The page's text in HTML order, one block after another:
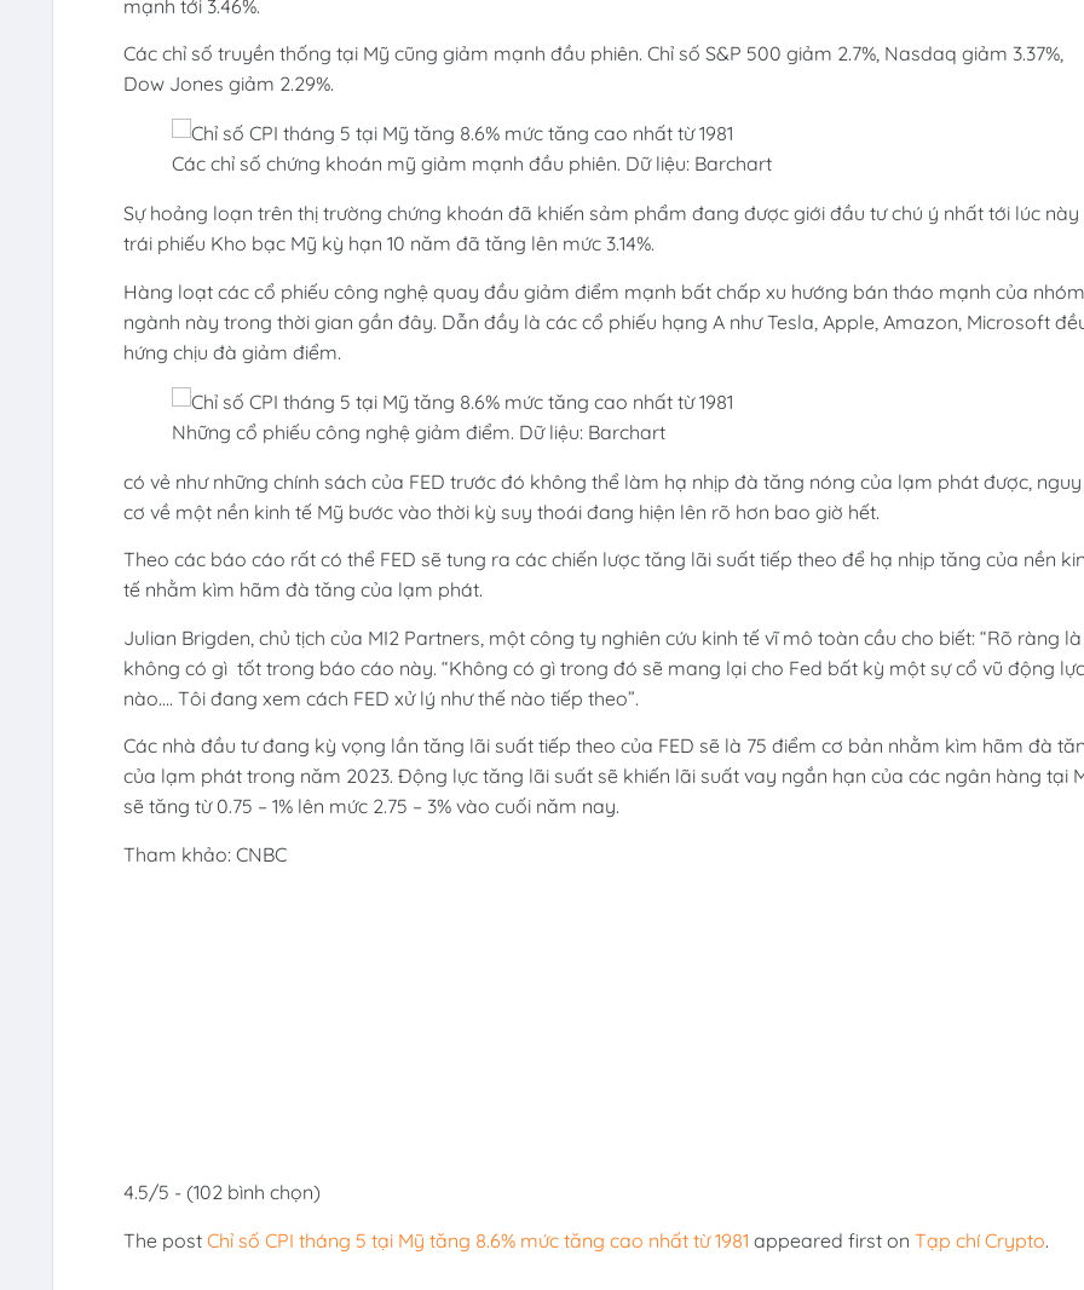
mạnh tới 3.46%.
Các chỉ số truyền thống tại Mỹ cũng giảm mạnh đầu phiên. Chỉ số S&P 500 giảm 2.7%, Nasdaq giảm 3.37%,
Dow Jones giảm 2.29%.
Các chỉ số chứng khoán mỹ giảm mạnh đầu phiên. Dữ liệu: Barchart
Sự hoảng loạn trên thị trường chứng khoán đã khiến sảm phẩm đang được giới đầu tư chú ý nhất tới lúc này
trái phiếu Kho bạc Mỹ kỳ hạn 10 năm đã tăng lên mức 3.14%.
Hàng loạt các cổ phiếu công nghệ quay đầu giảm điểm mạnh bất chấp xu hướng bán tháo mạnh của nhóm
ngành này trong thời gian gần đây. Dẫn đầy là các cổ phiếu hạng A như Tesla, Apple, Amazon, Microsoft
hứng chịu đà giảm điểm.
Những cổ phiếu công nghệ giảm điểm. Dữ liệu: Barchart
có vẻ như những chính sách của FED trước đó không thể làm hạ nhịp đà tăng nóng của lạm phát được, nguy
cơ về một nền kinh tế Mỹ bước vào thời kỳ suy thoái đang hiện lên rõ hơn bao giờ hết.
Theo các báo cáo rất có thể FED sẽ tung ra các chiến lược tăng lãi suất tiếp theo để hạ nhịp tăng của nền
tế nhằm kìm hãm đà tăng của lạm phát.
Julian Brigden, chủ tịch của MI2 Partners, một công ty nghiên cứu kinh tế vĩ mô toàn cầu cho biết: “Rõ ràng là
không có gì tốt trong báo cáo này. “Không có gì trong đó sẽ mang lại cho Fed bất kỳ một sự cổ vũ động lực
nào…. Tôi đang xem cách FED xử lý như thế nào tiếp theo”.
Các nhà đầu tư đang kỳ vọng lần tăng lãi suất tiếp theo của FED sẽ là 75 điểm cơ bản nhằm kìm hãm đà
của lạm phát trong năm 2023. Động lực tăng lãi suất sẽ khiến lãi suất vay ngắn hạn của các ngân hàng tại
sẽ tăng từ 0.75 – 1% lên mức 2.75 – 3% vào cuối năm nay.
Tham khảo: CNBC
4.5/5 - (102 bình chọn)
The post Chỉ số CPI tháng 5 tại Mỹ tăng 8.6% mức tăng cao nhất từ 1981 appeared first on Tạp chí Crypto.